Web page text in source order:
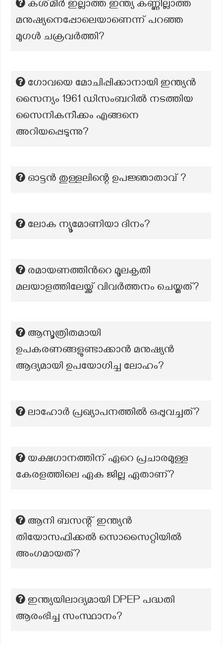
കശ്‍മീർ ഇല്ലാത്ത ഇന്ത്യ കണ്ണില്ലാത്ത
മനുഷ്യനെപ്പോലെയാണെന്ന് പറഞ്ഞ
മുഗൾ ചക്രവർത്തി?
ഗോവയെ മോചിപ്പിക്കാനായി ഇന്ത്യൻ
സൈന്യം 1961 ഡിസംബറിൽ നടത്തിയ
സൈനികനീക്കം എങ്ങനെ
അറിയപ്പെടുന്നു?
ഓട്ടൻ തുള്ളലിന്റെ ഉപജ്ഞാതാവ് ?
ലോക ന്യൂമോണിയാ ദിനം?
രമായണത്തിന്‍റെ മൂലകൃതി
മലയാളത്തിലേയ്ക്ക് വിവർത്തനം ചെയ്തത്?
ആസൂത്രിതമായി
ഉപകരണങ്ങളുണ്ടാക്കാൻ മനുഷ്യൻ
ആദ്യമായി ഉപയോഗിച്ച ലോഹം?
ലാഹോർ പ്രഖ്യാപനത്തിൽ ഒപ്പുവച്ചത്?
യക്ഷഗാനത്തിന് ഏറെ പ്രചാരമുള്ള
കേരളത്തിലെ ഏക ജില്ല ഏതാണ്?
ആനി ബസന്റ് ഇന്ത്യൻ
തിയോസഫിക്കൽ സൊസൈറ്റിയിൽ
അംഗമായത്?
ഇന്ത്യയിലാദ്യമായി DPEP പദ്ധതി
ആരംഭിച്ച സംസ്ഥാനം?